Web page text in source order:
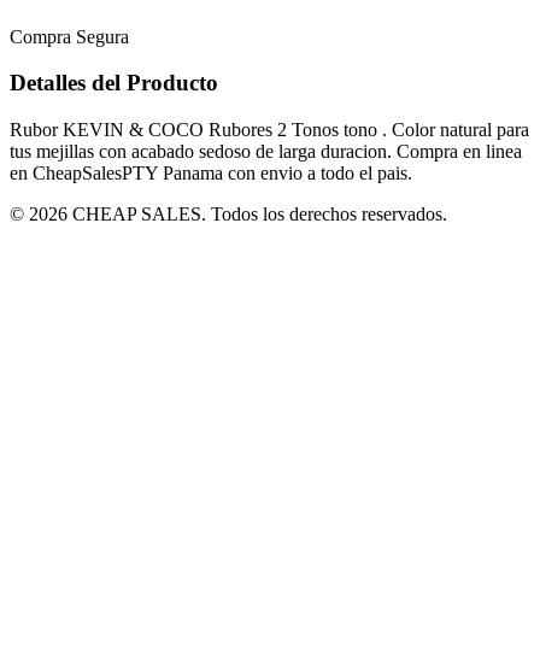
Compra Segura
Detalles del Producto
Rubor KEVIN & COCO Rubores 2 Tonos tono . Color natural para
tus mejillas con acabado sedoso de larga duracion. Compra en linea
en CheapSalesPTY Panama con envio a todo el pais.
© 2026 CHEAP SALES. Todos los derechos reservados.